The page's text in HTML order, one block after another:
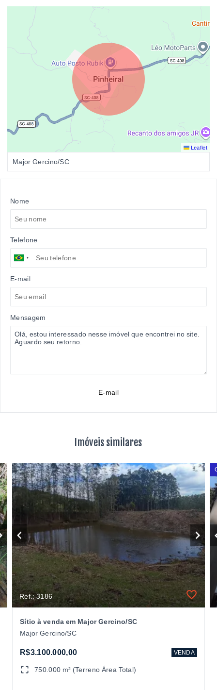
Leaflet
Major Gercino/SC
Nome
Telefone
E-mail
Mensagem
E-mail
Imóveis similares
Ref.: 3186
Sítio à venda em Major Gercino/SC
Major Gercino/SC
R$3.100.000,00 VENDA
750.000 m² (Terreno Área Total)